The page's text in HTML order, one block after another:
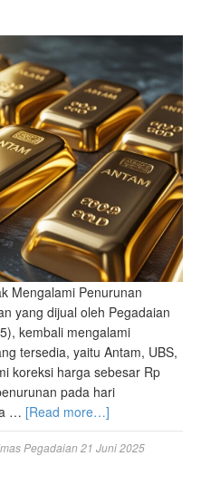
Mengalami Penurunan
yang dijual oleh Pegadaian
kembali mengalami
tersedia, yaitu Antam, UBS,
koreksi harga sebesar Rp
pada hari
… [Read more…]
Pegadaian 21 Juni 2025